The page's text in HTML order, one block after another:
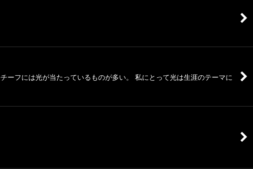
フには光が当たっているものが多い。 私にとって光は生涯のテーマに